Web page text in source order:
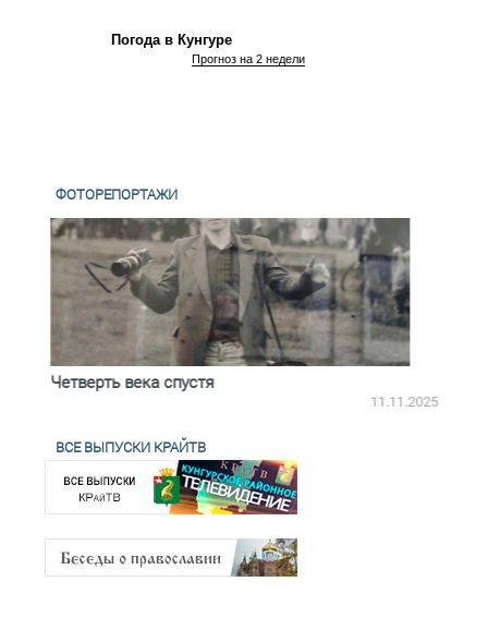
Погода в Кунгуре
Прогноз на 2 недели
ФОТОРЕПОРТАЖИ
Четверть века спустя
11.11.2025
ВСЕ ВЫПУСКИ КРАЙТВ